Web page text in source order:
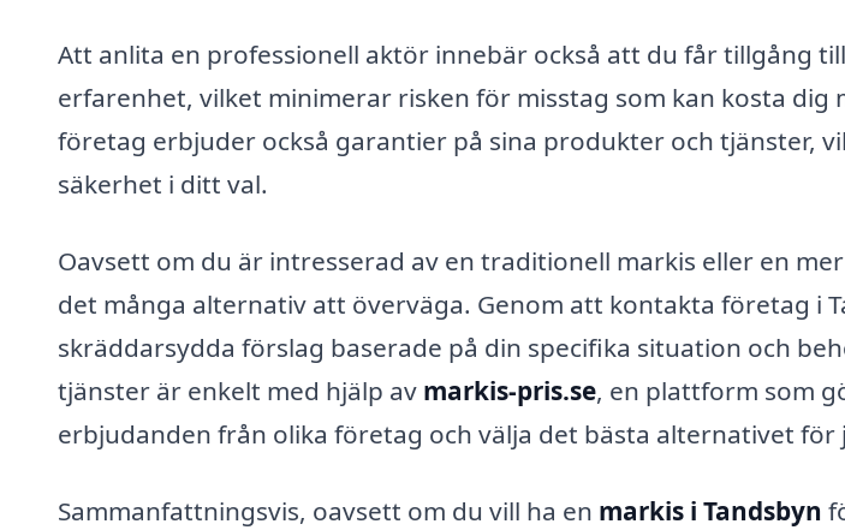
Att anlita en professionell aktör innebär också att du får tillgång
erfarenhet, vilket minimerar risken för misstag som kan kosta dig
företag erbjuder också garantier på sina produkter och tjänster,
säkerhet i ditt val.
Oavsett om du är intresserad av en traditionell markis eller en
det många alternativ att överväga. Genom att kontakta företag i
skräddarsydda förslag baserade på din specifika situation och
tjänster är enkelt med hjälp av markis-pris.se, en plattform som
erbjudanden från olika företag och välja det bästa alternativet för
Sammanfattningsvis, oavsett om du vill ha en markis i Tandsbyn